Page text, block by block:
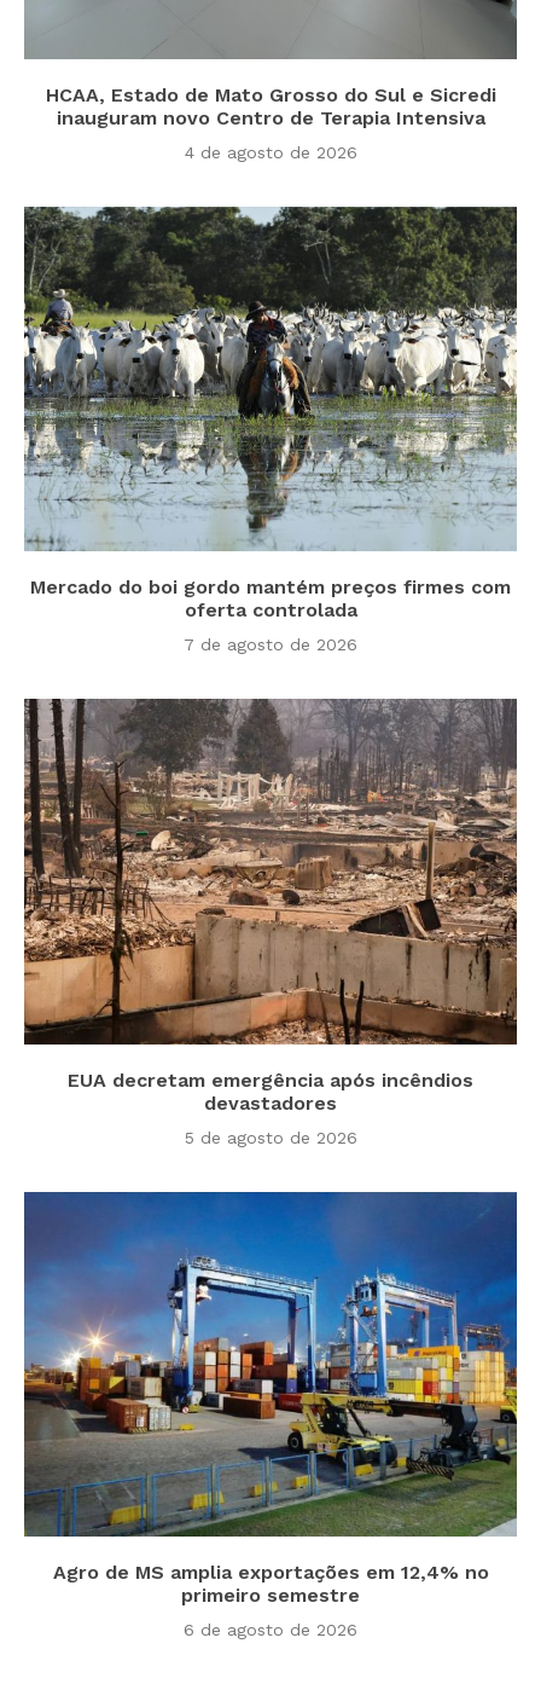
HCAA, Estado de Mato Grosso do Sul e Sicredi
inauguram novo Centro de Terapia Intensiva
4 de agosto de 2026
Mercado do boi gordo mantém preços firmes com
oferta controlada
7 de agosto de 2026
EUA decretam emergência após incêndios
devastadores
5 de agosto de 2026
Agro de MS amplia exportações em 12,4% no
primeiro semestre
6 de agosto de 2026